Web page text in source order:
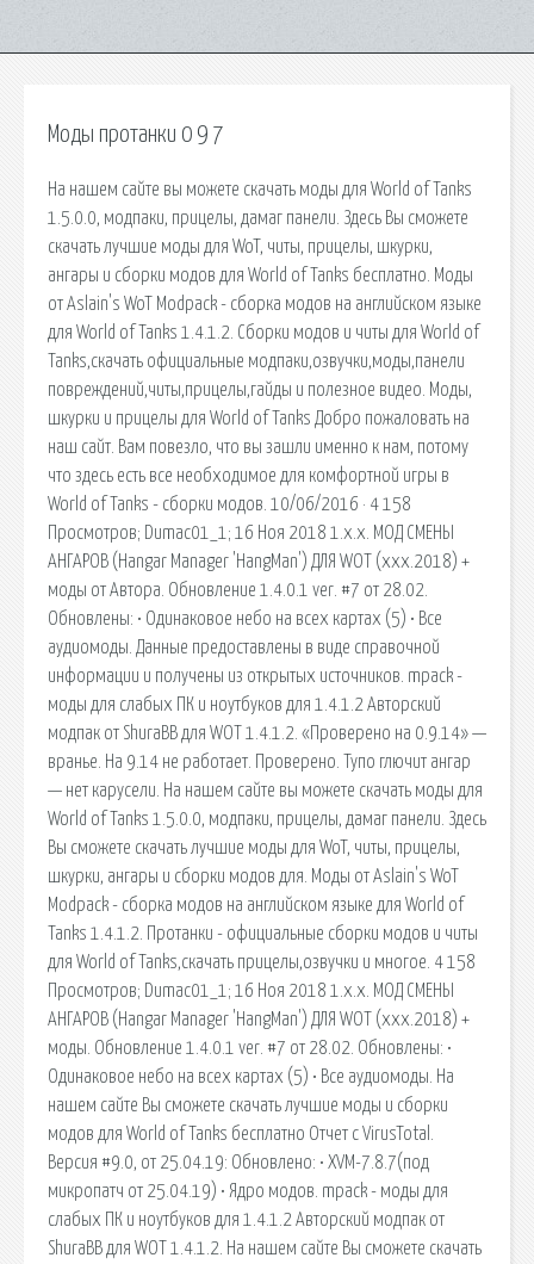
Моды протанки 0 9 7
На нашем сайте вы можете скачать моды для World of Tanks
1.5.0.0, модпаки, прицелы, дамаг панели. Здесь Вы сможете
скачать лучшие моды для WoT, читы, прицелы, шкурки,
ангары и сборки модов для World of Tanks бесплатно. Моды
от Aslain's WoT Modpack - сборка модов на английском языке
для World of Tanks 1.4.1.2. Cборки модов и читы для World of
Tanks,скачать официальные модпаки,озвучки,моды,панели
повреждений,читы,прицелы,гайды и полезное видео. Моды,
шкурки и прицелы для World of Tanks Добро пожаловать на
наш сайт. Вам повезло, что вы зашли именно к нам, потому
что здесь есть все необходимое для комфортной игры в
World of Tanks - сборки модов. 10/06/2016 · 4 158
Просмотров; Dumac01_1; 16 Ноя 2018 1.x.x. МОД СМЕНЫ
АНГАРОВ (Hangar Manager 'HangMan') ДЛЯ WOT (xxx.2018) +
моды от Автора. Обновление 1.4.0.1 ver. #7 от 28.02.
Обновлены: • Одинаковое небо на всех картах (5) • Все
аудиомоды. Данные предоставлены в виде справочной
информации и получены из открытых источников. mpack -
моды для слабых ПК и ноутбуков для 1.4.1.2 Авторский
модпак от ShuraBB для WOT 1.4.1.2. «Проверено на 0.9.14» —
вранье. На 9.14 не работает. Проверено. Тупо глючит ангар
— нет карусели. На нашем сайте вы можете скачать моды для
World of Tanks 1.5.0.0, модпаки, прицелы, дамаг панели. Здесь
Вы сможете скачать лучшие моды для WoT, читы, прицелы,
шкурки, ангары и сборки модов для. Моды от Aslain's WoT
Modpack - сборка модов на английском языке для World of
Tanks 1.4.1.2. Протанки - официальные сборки модов и читы
для World of Tanks,скачать прицелы,озвучки и многое. 4 158
Просмотров; Dumac01_1; 16 Ноя 2018 1.x.x. МОД СМЕНЫ
АНГАРОВ (Hangar Manager 'HangMan') ДЛЯ WOT (xxx.2018) +
моды. Обновление 1.4.0.1 ver. #7 от 28.02. Обновлены: •
Одинаковое небо на всех картах (5) • Все аудиомоды. На
нашем сайте Вы сможете скачать лучшие моды и сборки
модов для World of Tanks бесплатно Отчет с VirusTotal.
Версия #9.0, от 25.04.19: Обновлено: • XVM-7.8.7(под
микропатч от 25.04.19) • Ядро модов. mpack - моды для
слабых ПК и ноутбуков для 1.4.1.2 Авторский модпак от
ShuraBB для WOT 1.4.1.2. На нашем сайте Вы сможете скачать